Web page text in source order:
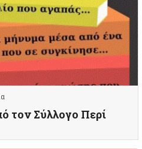
τον Σύλλογο Περί